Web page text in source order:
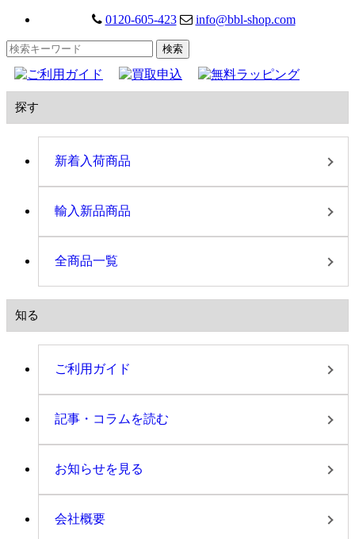
0120-605-423 info@bbl-shop.com
探す
新着入荷商品
輸入新品商品
全商品一覧
知る
ご利用ガイド
記事・コラムを読む
お知らせを見る
会社概要